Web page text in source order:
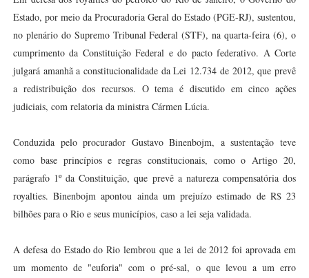
Estado, por meio da Procuradoria Geral do Estado (PGE-RJ), sustentou,
no plenário do Supremo Tribunal Federal (STF), na quarta-feira (6), o
cumprimento da Constituição Federal e do pacto federativo. A Corte
julgará amanhã a constitucionalidade da Lei 12.734 de 2012, que prevê
a redistribuição dos recursos. O tema é discutido em cinco ações
judiciais, com relatoria da ministra Cármen Lúcia.
Conduzida pelo procurador Gustavo Binenbojm, a sustentação teve
como base princípios e regras constitucionais, como o Artigo 20,
parágrafo 1º da Constituição, que prevê a natureza compensatória dos
royalties. Binenbojm apontou ainda um prejuízo estimado de R$ 23
bilhões para o Rio e seus municípios, caso a lei seja validada.
A defesa do Estado do Rio lembrou que a lei de 2012 foi aprovada em
um momento de "euforia" com o pré-sal, o que levou a um erro